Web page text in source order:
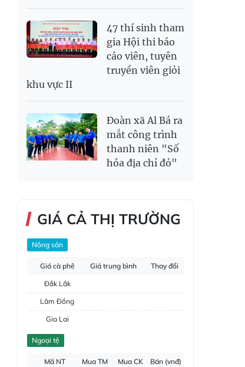
47 thí sinh tham
gia Hội thi báo
cáo viên, tuyên
truyền viên giỏi
khu vực II
Đoàn xã Al Bá ra
mắt công trình
thanh niên "Số
hóa địa chỉ đỏ"
GIÁ CẢ THỊ TRƯỜNG
Nông sản
Giá cà phê Giá trung bình
Thay đổi
Đắk Lắk
Lâm Đồng
Gia Lai
Đắk Nông
Ngoại tệ
Mã NT Mua TM Mua CK Bán (vnđ)